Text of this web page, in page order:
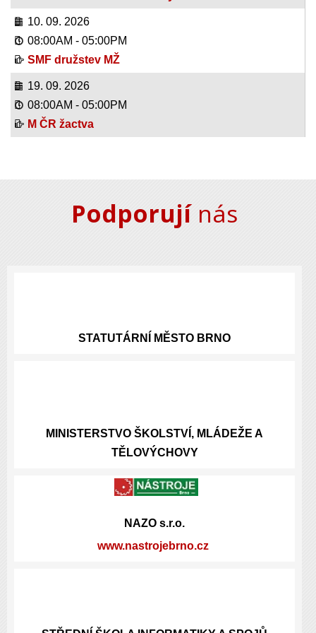
10. 09. 2026
08:00AM - 05:00PM
SMF družstev MŽ
19. 09. 2026
08:00AM - 05:00PM
M ČR žactva
Podporujínás
STATUTÁRNÍ MĚSTO BRNO
MINISTERSTVO ŠKOLSTVÍ, MLÁDEŽE A
TĚLOVÝCHOVY
NAZO s.r.o.
www.nastrojebrno.cz